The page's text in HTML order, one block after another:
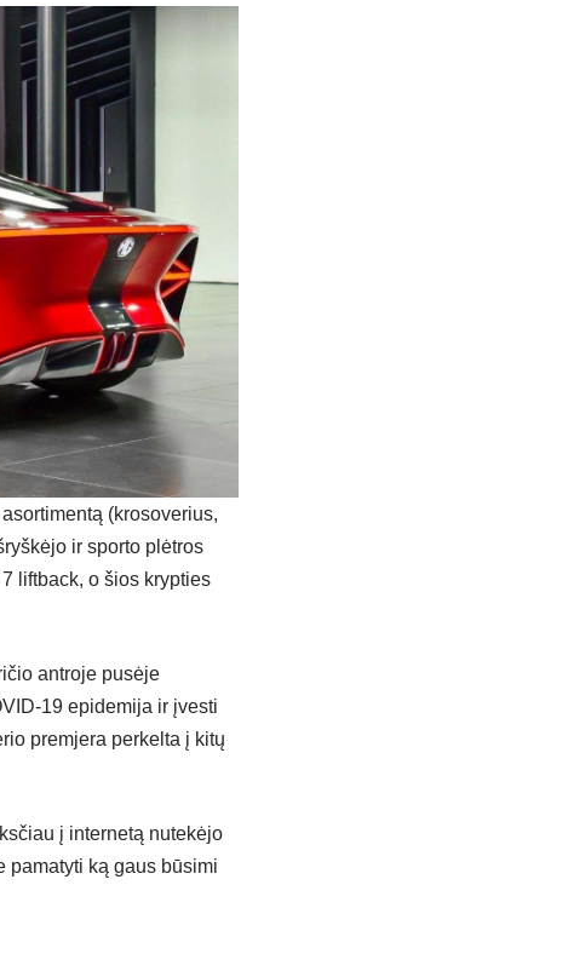
(krosoverius,
ir sporto plėtros
liftback, o šios krypties
antroje pusėje
19 epidemija ir įvesti
premjera perkelta į kitų
į internetą nutekėjo
pamatyti ką gaus būsimi